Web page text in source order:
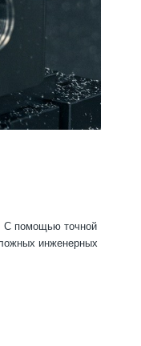
С помощью точной
инженерных